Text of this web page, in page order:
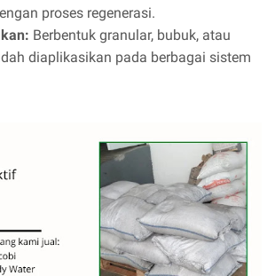
proses regenerasi.
Berbentuk granular, bubuk, atau
diaplikasikan pada berbagai sistem